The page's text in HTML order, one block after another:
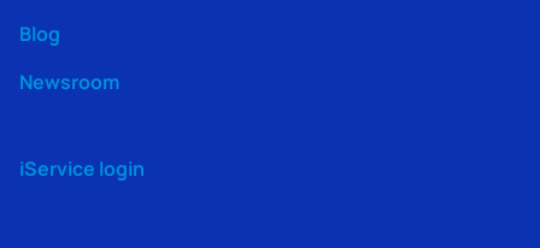
Blog
Newsroom
iService login